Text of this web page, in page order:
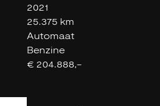
2021
25.375 km
Automaat
Benzine
€ 204.888,-